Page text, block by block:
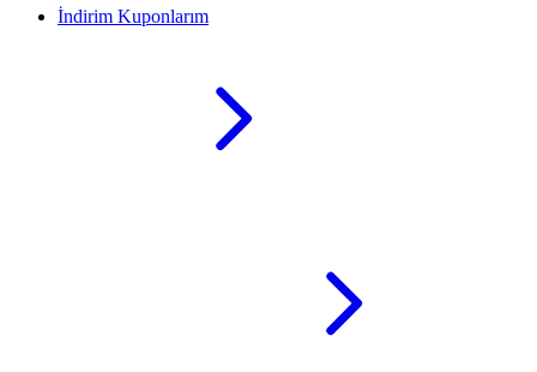
İndirim Kuponlarım